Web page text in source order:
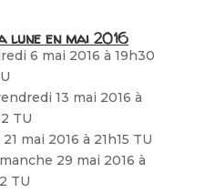
lune en mai 2016
6 mai 2016 à 19h30
13 mai 2016 à
TU
mai 2016 à 21h15 TU
29 mai 2016 à
TU